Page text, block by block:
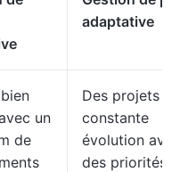
adaptative
un
de
Des projets en
constante
évolution avec
des priorités